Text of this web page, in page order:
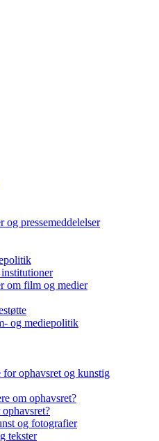
og pressemeddelelser
om film og medier
og mediepolitik
for ophavsret og kunstig
om ophavsret?
og fotografier
tekster